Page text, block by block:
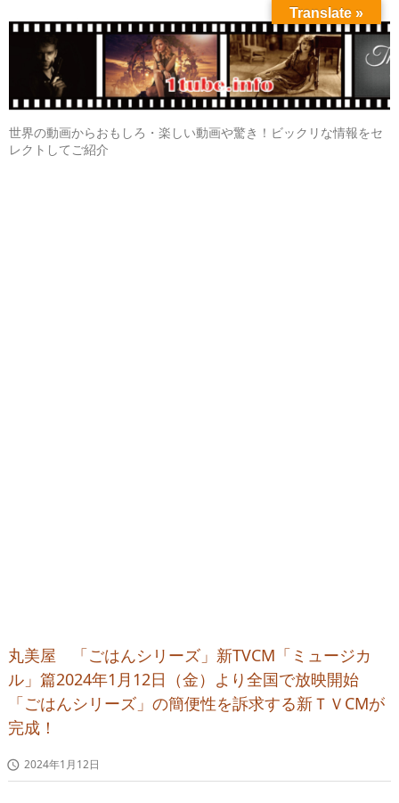
世界の動画からおもしろ・楽しい動画や驚き！ビックリな情報をセ
レクトしてご紹介
丸美屋 「ごはんシリーズ」新TVCM「ミュージカ
ル」篇2024年1月12日（金）より全国で放映開始
「ごはんシリーズ」の簡便性を訴求する新ＴＶCMが
完成！
 2024年1月12日
Translate »